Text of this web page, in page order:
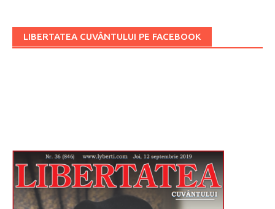
LIBERTATEA CUVÂNTULUI PE FACEBOOK